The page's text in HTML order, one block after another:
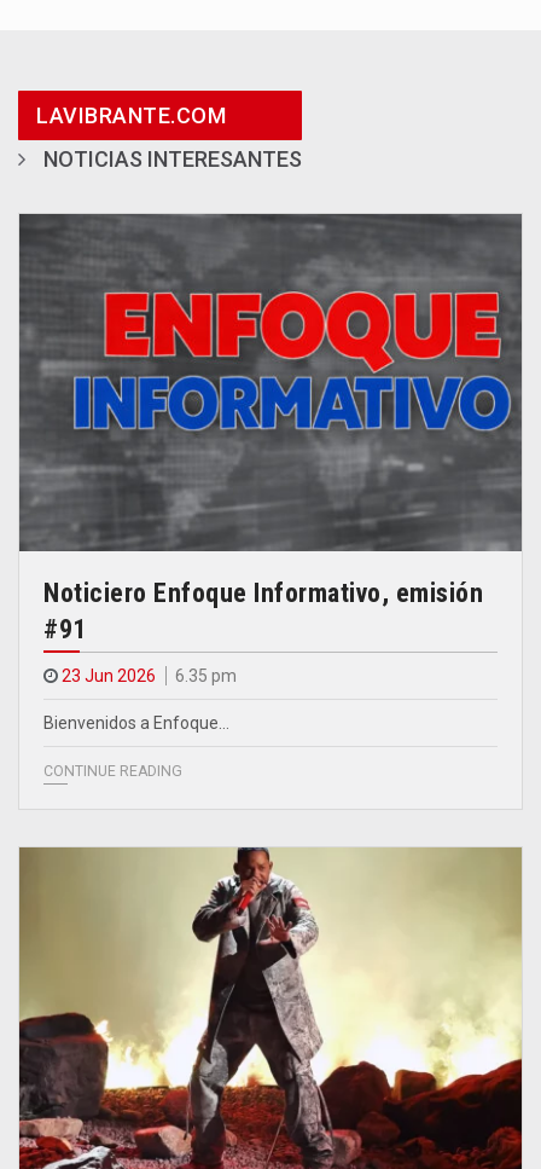
LAVIBRANTE.COM
NOTICIAS INTERESANTES
Noticiero Enfoque Informativo, emisión
#91
23 Jun 2026 6.35 pm
Bienvenidos a Enfoque…
CONTINUE READING